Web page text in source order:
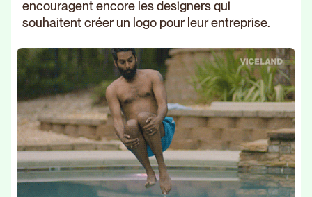
encouragent encore les designers qui
souhaitent créer un logo pour leur entreprise.